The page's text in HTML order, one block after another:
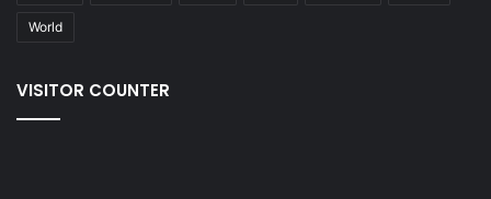
World
VISITOR COUNTER